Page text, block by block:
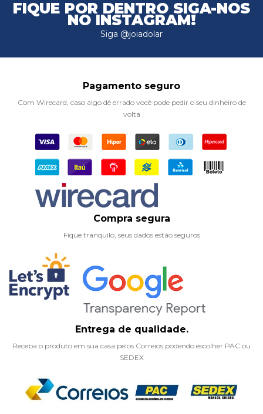
FIQUE POR DENTRO SIGA-NOS
NO INSTAGRAM!
Siga @joiadolar
Pagamento seguro
Com Wirecard, caso algo dê errado você pode pedir o seu dinheiro de
volta
Compra segura
Fique tranquilo, seus dados estão seguros
Entrega de qualidade.
Receba o produto em sua casa pelos Correios podendo escolher PAC ou
SEDEX